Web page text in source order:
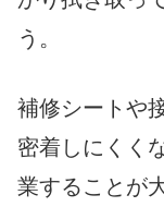
う。
補修シートや
密着しにくく
業することが